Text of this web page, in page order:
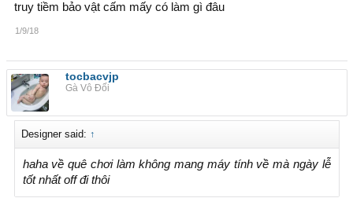
truy tiềm bảo vật cấm mấy có làm gì đâu
1/9/18
tocbacvjp
Gà Vô Đối
Designer said: ↑
haha về quê chơi làm không mang máy tính về mà ngày lễ
tốt nhất off đi thôi